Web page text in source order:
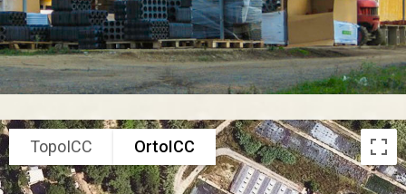
TopoICC OrtoICC